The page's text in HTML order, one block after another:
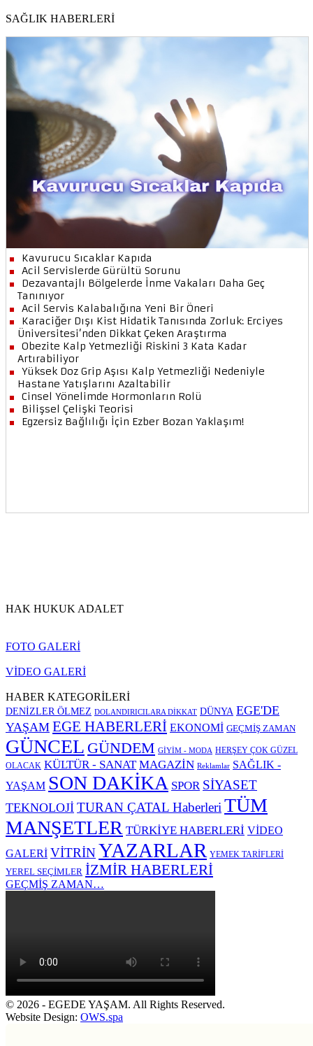
SAĞLIK HABERLERİ
HAK HUKUK ADALET
FOTO GALERİ
VİDEO GALERİ
HABER KATEGORİLERİ
DENİZLER ÖLMEZ DOLANDIRICILARA DİKKAT DÜNYA EGE'DE
YAŞAM EGE HABERLERİ EKONOMİ GEÇMİŞ ZAMAN
GÜNCEL GÜNDEM GİYİM - MODA HERŞEY ÇOK GÜZEL
OLACAK KÜLTÜR - SANAT MAGAZİN Reklamlar SAĞLIK -
YAŞAM SON DAKİKA SPOR SİYASET
TEKNOLOJİ TURAN ÇATAL HaberleriTÜM
MANŞETLER TÜRKİYE HABERLERİ VİDEO
GALERİ VİTRİNYAZARLAR YEMEK TARİFLERİ
YEREL SEÇİMLER İZMİR HABERLERİ
GEÇMİŞ ZAMAN…
© 2026 - EGEDE YAŞAM. All Rights Reserved.
Website Design: OWS.spa